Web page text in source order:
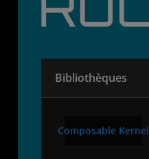
Bibliothèques
Composable Kernel